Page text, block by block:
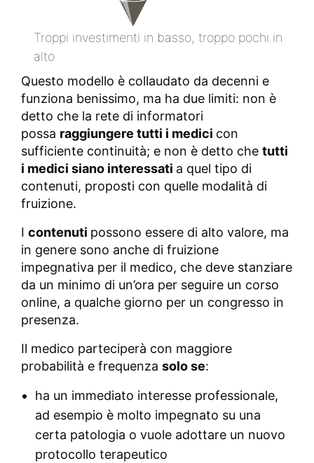
Troppi investimenti in basso, troppo pochi in
alto
Questo modello è collaudato da decenni e
funziona benissimo, ma ha due limiti: non è
detto che la rete di informatori
possa raggiungere tutti i medici con
sufficiente continuità; e non è detto che tutti
i medici siano interessati a quel tipo di
contenuti, proposti con quelle modalità di
fruizione.
I contenuti possono essere di alto valore, ma
in genere sono anche di fruizione
impegnativa per il medico, che deve stanziare
da un minimo di un’ora per seguire un corso
online, a qualche giorno per un congresso in
presenza.
Il medico parteciperà con maggiore
probabilità e frequenza solo se:
ha un immediato interesse professionale,
ad esempio è molto impegnato su una
certa patologia o vuole adottare un nuovo
protocollo terapeutico